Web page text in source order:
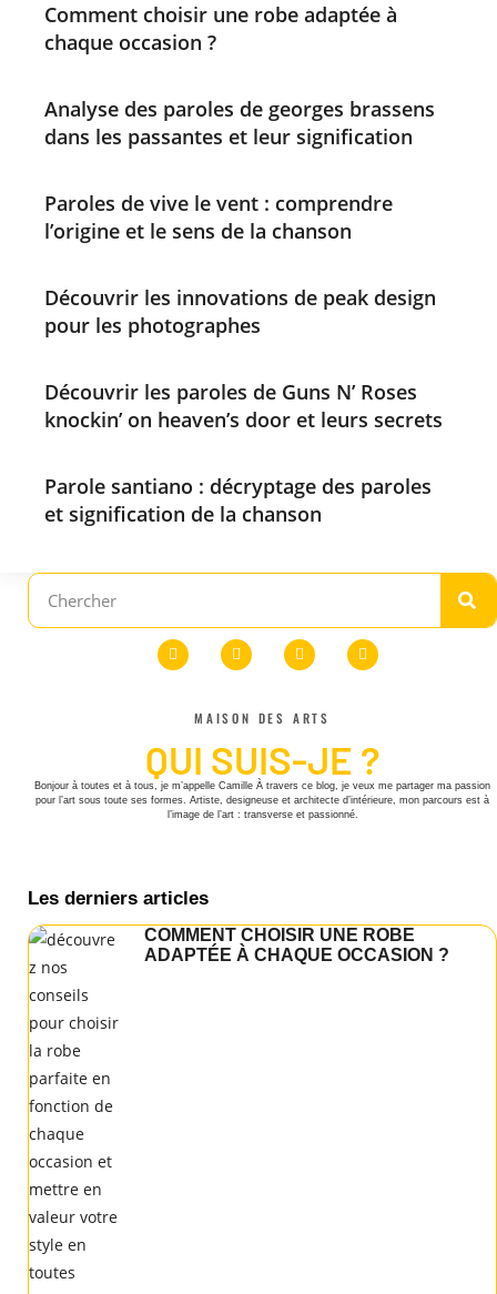
Comment choisir une robe adaptée à
chaque occasion ?
Analyse des paroles de georges brassens
dans les passantes et leur signification
Paroles de vive le vent : comprendre
l’origine et le sens de la chanson
Découvrir les innovations de peak design
pour les photographes
Découvrir les paroles de Guns N’ Roses
knockin’ on heaven’s door et leurs secrets
Parole santiano : décryptage des paroles
et signification de la chanson
MAISON DES ARTS
QUI SUIS-JE ?
Bonjour à toutes et à tous, je m’appelle Camille À travers ce blog, je veux me partager ma passion
pour l’art sous toute ses formes. Artiste, designeuse et architecte d’intérieure, mon parcours est à
l’image de l’art : transverse et passionné.
Les derniers articles
COMMENT CHOISIR UNE ROBE
ADAPTÉE À CHAQUE OCCASION ?